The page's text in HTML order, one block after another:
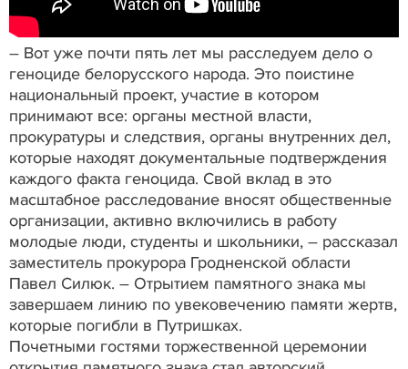
– Вот уже почти пять лет мы расследуем дело о
геноциде белорусского народа. Это поистине
национальный проект, участие в котором
принимают все: органы местной власти,
прокуратуры и следствия, органы внутренних дел,
которые находят документальные подтверждения
каждого факта геноцида. Свой вклад в это
масштабное расследование вносят общественные
организации, активно включились в работу
молодые люди, студенты и школьники, – рассказал
заместитель прокурора Гродненской области
Павел Силюк. – Отрытием памятного знака мы
завершаем линию по увековечению памяти жертв,
которые погибли в Путришках.
Почетными гостями торжественной церемонии